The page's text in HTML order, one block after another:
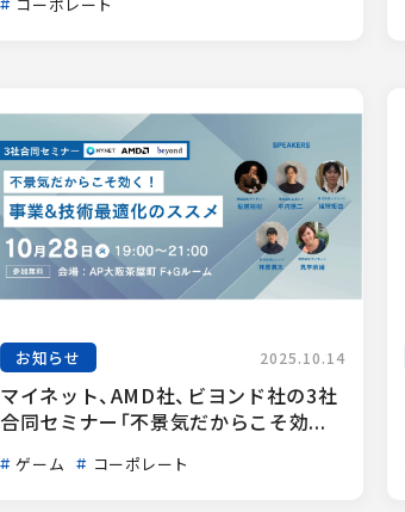
お知らせ 2025.10.14
マイネット、AMD社、ビヨンド社の3社
合同セミナー「不景気だからこそ効...
ゲーム コーポレート